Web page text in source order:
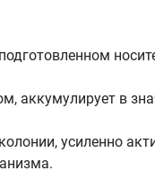
аккумулирует в
усиленно